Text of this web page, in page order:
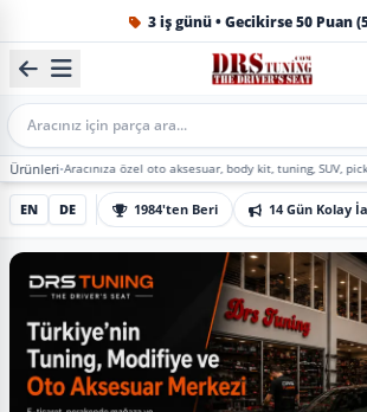
1984'ten beri Türkiye’nin en büyük oto
Mobil Arama
özel oto aksesuar, body kit, tuning, SUV, pickup ve off-
EN DE 1984'ten Beri 14 Gün Kolay